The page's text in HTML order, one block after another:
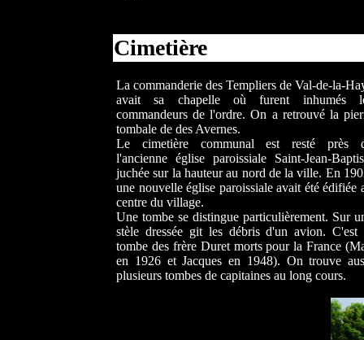
Cimetière
La commanderie des Templiers de Val-de-la-
avait sa chapelle où furent inhumés
commandeurs de l'ordre. On a retrouvé la
tombale de des Avernes.
Le cimetière communal est resté près
l'ancienne église paroissiale Saint-Jean-
juchée sur la hauteur au nord de la ville. En
une nouvelle église paroissiale avait été édifiée
centre du village.
Une tombe se distingue particulièrement. Sur
stèle dressée git les débris d'un avion. C'est
tombe des frère Duret morts pour la France
en 1926 et Jacques en 1948). On trouve
plusieurs tombes de capitaines au long cours.